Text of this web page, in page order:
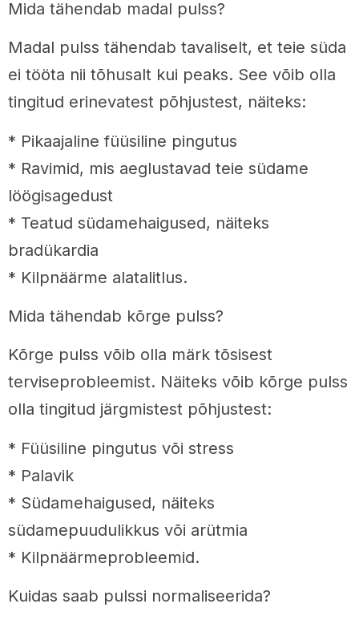
Mida tähendab madal pulss?
Madal pulss tähendab tavaliselt, et teie süda
ei tööta nii tõhusalt kui peaks. See võib olla
tingitud erinevatest põhjustest, näiteks:
* Pikaajaline füüsiline pingutus
* Ravimid, mis aeglustavad teie südame
löögisagedust
* Teatud südamehaigused, näiteks
bradükardia
* Kilpnäärme alatalitlus.
Mida tähendab kõrge pulss?
Kõrge pulss võib olla märk tõsisest
terviseprobleemist. Näiteks võib kõrge pulss
olla tingitud järgmistest põhjustest:
* Füüsiline pingutus või stress
* Palavik
* Südamehaigused, näiteks
südamepuudulikkus või arütmia
* Kilpnäärmeprobleemid.
Kuidas saab pulssi normaliseerida?